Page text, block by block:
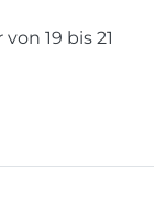
19 bis 21